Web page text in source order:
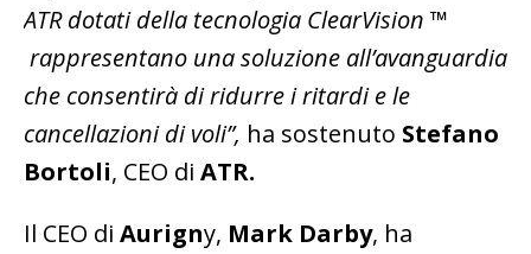
ATR dotati della tecnologia ClearVision ™
rappresentano una soluzione all’avanguardia
che consentirà di ridurre i ritardi e le
cancellazioni di voli”, ha sostenuto Stefano
Bortoli, CEO di ATR.
Il CEO di Aurigny, Mark Darby, ha